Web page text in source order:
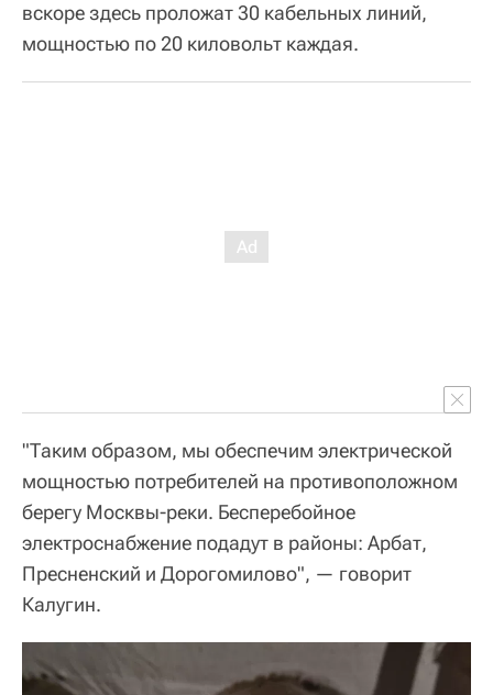
вскоре здесь проложат 30 кабельных линий,
мощностью по 20 киловольт каждая.
"Таким образом, мы обеспечим электрической
мощностью потребителей на противоположном
берегу Москвы-реки. Бесперебойное
электроснабжение подадут в районы: Арбат,
Пресненский и Дорогомилово", — говорит
Калугин.